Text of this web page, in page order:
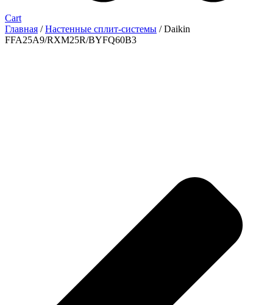
Cart
Главная /Настенные сплит-системы / Daikin
FFA25A9/RXM25R/BYFQ60B3